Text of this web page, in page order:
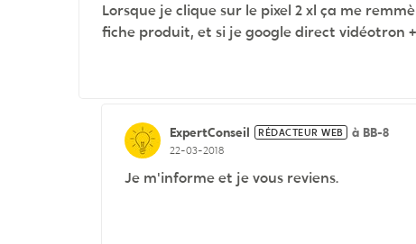
Lorsque je clique sur le pixel 2 xl ça me
fiche produit, et si je google direct vidéotron
ExpertConseil RÉDACTEUR WEB à BB-8
22-03-2018
Je m'informe et je vous reviens.